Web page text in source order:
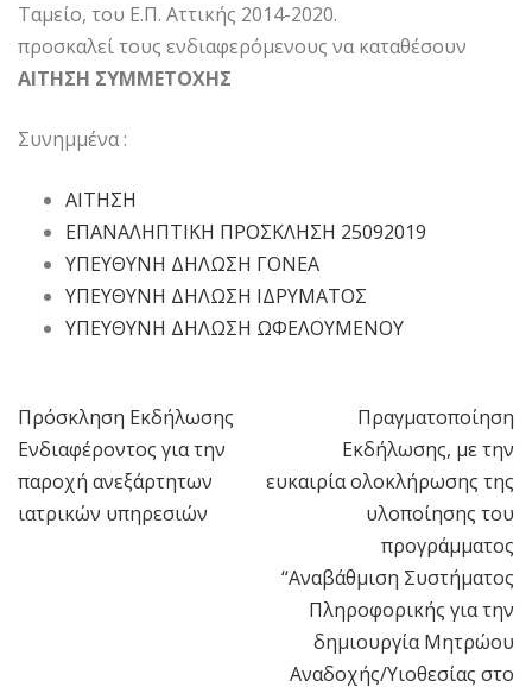
Ταμείο, του Ε.Π. Αττικής 2014-2020.
προσκαλεί τους ενδιαφερόμενους να καταθέσουν
ΑΙΤΗΣΗ ΣΥΜΜΕΤΟΧΗΣ
Συνημμένα :
ΑΙΤΗΣΗ
ΕΠΑΝΑΛΗΠΤΙΚΗ ΠΡΟΣΚΛΗΣΗ 25092019
ΥΠΕΥΘΥΝΗ ΔΗΛΩΣΗ ΓΟΝΕΑ
ΥΠΕΥΘΥΝΗ ΔΗΛΩΣΗ ΙΔΡΥΜΑΤΟΣ
ΥΠΕΥΘΥΝΗ ΔΗΛΩΣΗ ΩΦΕΛΟΥΜΕΝΟΥ
Πλοήγηση
άρθρων
Πρόσκληση Εκδήλωσης
Ενδιαφέροντος για την
παροχή ανεξάρτητων
ιατρικών υπηρεσιών
Πραγματοποίηση
Εκδήλωσης, με την
ευκαιρία ολοκλήρωσης της
υλοποίησης του
προγράμματος
“Αναβάθμιση Συστήματος
Πληροφορικής για την
δημιουργία Μητρώου
Αναδοχής/Υιοθεσίας στο